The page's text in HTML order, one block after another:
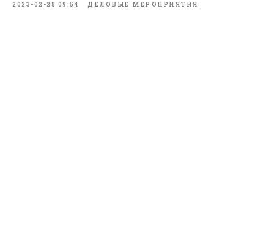
2023-02-28 09:54 ДЕЛОВЫЕ МЕРОПРИЯТИЯ